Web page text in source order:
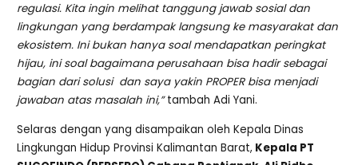
regulasi. Kita ingin melihat tanggung jawab sosial dan
lingkungan yang berdampak langsung ke masyarakat dan
ekosistem. Ini bukan hanya soal mendapatkan peringkat
hijau, ini soal bagaimana perusahaan bisa hadir sebagai
bagian dari solusi dan saya yakin PROPER bisa menjadi
jawaban atas masalah ini,”tambah Adi Yani.
Selaras dengan yang disampaikan oleh Kepala Dinas
Lingkungan Hidup Provinsi Kalimantan Barat, Kepala PT